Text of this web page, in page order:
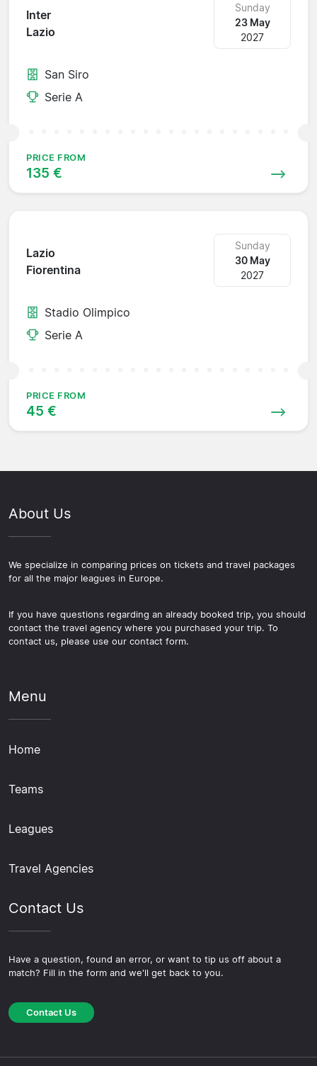
Inter
Lazio
Sunday
23 May
2027
San Siro
Serie A
PRICE FROM
135 €
Lazio
Fiorentina
Sunday
30 May
2027
Stadio Olimpico
Serie A
PRICE FROM
45 €
About Us
We specialize in comparing prices on tickets and travel packages
for all the major leagues in Europe.
If you have questions regarding an already booked trip, you should
contact the travel agency where you purchased your trip. To
contact us, please use our contact form.
Menu
Home
Teams
Leagues
Travel Agencies
Contact Us
Have a question, found an error, or want to tip us off about a
match? Fill in the form and we'll get back to you.
Contact Us